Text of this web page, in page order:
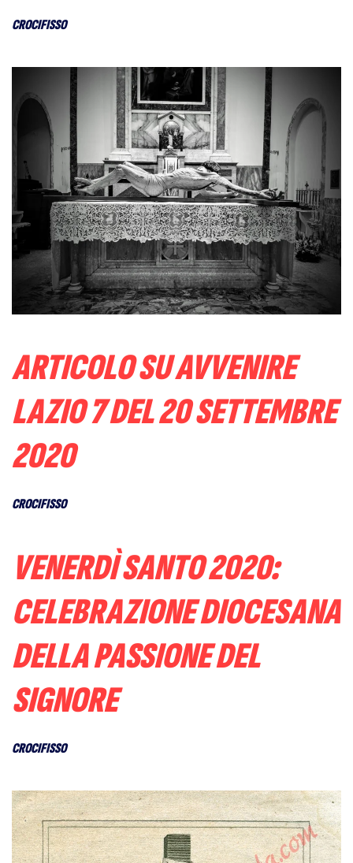
CROCIFISSO
ARTICOLO SU AVVENIRE
LAZIO 7 DEL 20 SETTEMBRE
2020
CROCIFISSO
VENERDÌ SANTO 2020:
CELEBRAZIONE DIOCESANA
DELLA PASSIONE DEL
SIGNORE
CROCIFISSO